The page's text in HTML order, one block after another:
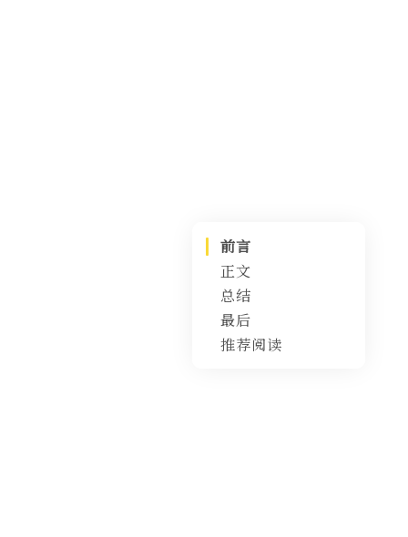
前言
正文
1、JVM 究竟需
不需要调优？
2、JVM 调优没
总结
最后
推荐阅读